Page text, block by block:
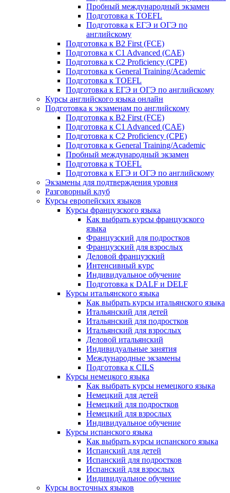
Пробный международный экзамен
Подготовка к TOEFL
Подготовка к ЕГЭ и ОГЭ по
английскому
Подготовка к B2 First (FCE)
Подготовка к C1 Advanced (CAE)
Подготовка к C2 Proficiency (CPE)
Подготовка к General Training/Academic
Подготовка к TOEFL
Подготовка к ЕГЭ и ОГЭ по английскому
Курсы английского языка онлайн
Подготовка к экзаменам по английскому
Подготовка к B2 First (FCE)
Подготовка к C1 Advanced (CAE)
Подготовка к C2 Proficiency (CPE)
Подготовка к General Training/Academic
Пробный международный экзамен
Подготовка к TOEFL
Подготовка к ЕГЭ и ОГЭ по английскому
Экзамены для подтверждения уровня
Разговорный клуб
Курсы европейских языков
Курсы французского языка
Как выбрать курсы французского
языка
Французский для подростков
Французский для взрослых
Деловой французский
Интенсивный курс
Индивидуальное обучение
Подготовка к DALF и DELF
Курсы итальянского языка
Как выбрать курсы итальянского языка
Итальянский для детей
Итальянский для подростков
Итальянский для взрослых
Деловой итальянский
Индивидуальные занятия
Международные экзамены
Подготовка к CILS
Курсы немецкого языка
Как выбрать курсы немецкого языка
Немецкий для детей
Немецкий для подростков
Немецкий для взрослых
Индивидуальное обучение
Курсы испанского языка
Как выбрать курсы испанского языка
Испанский для детей
Испанский для подростков
Испанский для взрослых
Индивидуальное обучение
Курсы восточных языков